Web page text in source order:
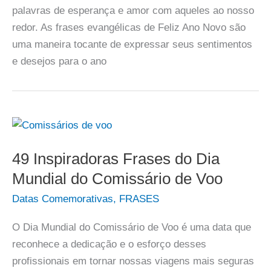
palavras de esperança e amor com aqueles ao nosso
redor. As frases evangélicas de Feliz Ano Novo são
uma maneira tocante de expressar seus sentimentos
e desejos para o ano
49 Inspiradoras Frases do Dia
Mundial do Comissário de Voo
Datas Comemorativas, FRASES
O Dia Mundial do Comissário de Voo é uma data que
reconhece a dedicação e o esforço desses
profissionais em tornar nossas viagens mais seguras